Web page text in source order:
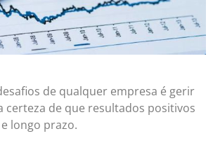
de qualquer empresa é gerir
certeza de que resultados positivos
longo prazo.